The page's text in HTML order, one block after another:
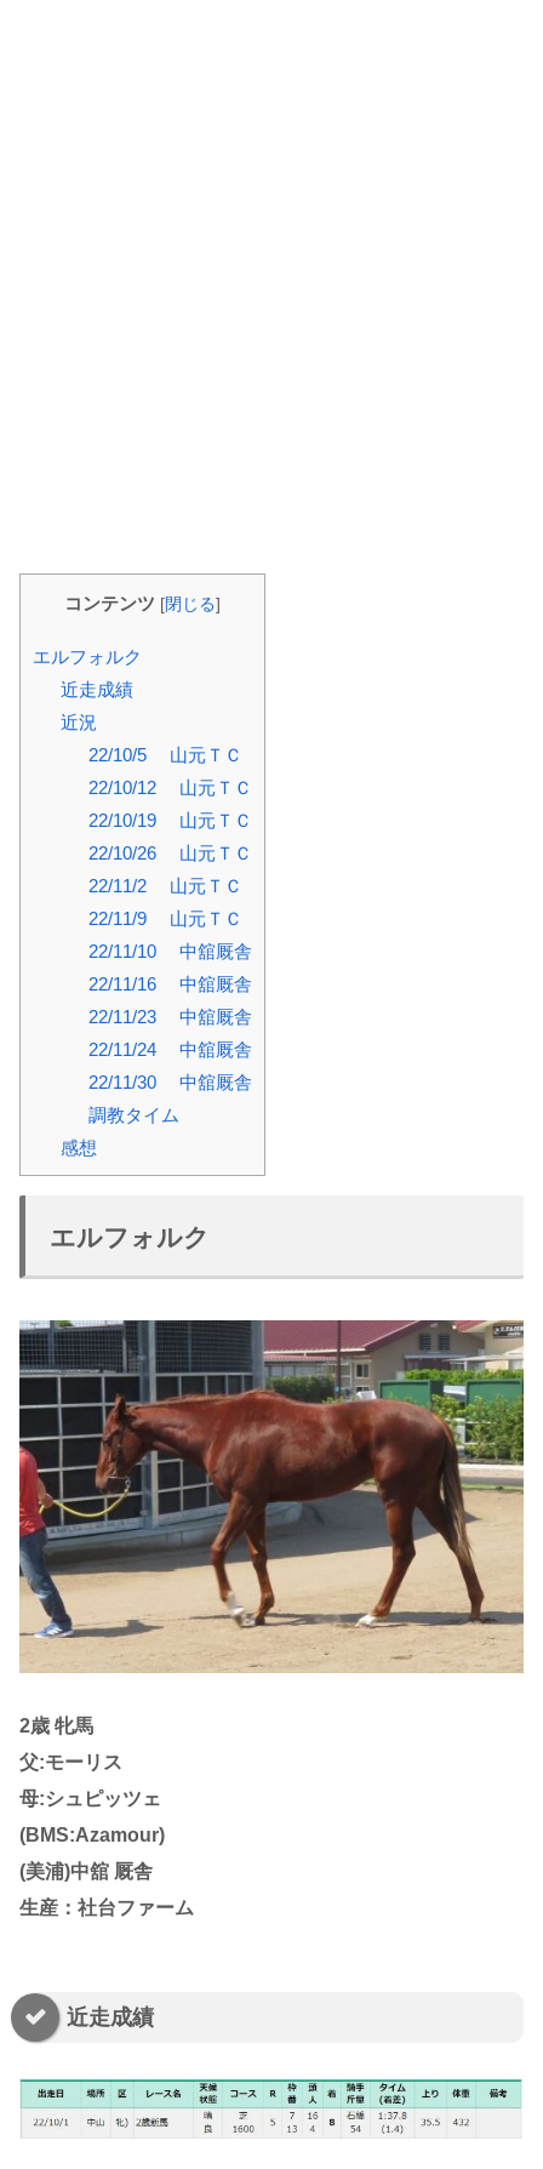
コンテンツ [閉じる]
エルフォルク
近走成績
近況
22/10/5 山元ＴＣ
22/10/12 山元ＴＣ
22/10/19 山元ＴＣ
22/10/26 山元ＴＣ
22/11/2 山元ＴＣ
22/11/9 山元ＴＣ
22/11/10 中舘厩舎
22/11/16 中舘厩舎
22/11/23 中舘厩舎
22/11/24 中舘厩舎
22/11/30 中舘厩舎
調教タイム
感想
エルフォルク
2歳 牝馬
父:モーリス
母:シュピッツェ
(BMS:Azamour)
(美浦)中舘 厩舎
生産：社台ファーム
近走成績